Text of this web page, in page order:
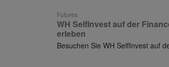
Futures
WH SelfInvest auf der
erleben
Besuchen Sie WH SelfInvest auf